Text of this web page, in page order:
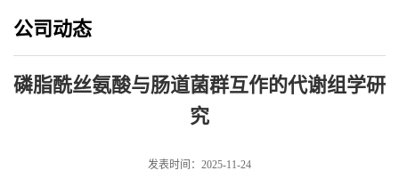
公司动态
磷脂酰丝氨酸与肠道菌群互作的代谢组学研
究
发表时间：2025-11-24